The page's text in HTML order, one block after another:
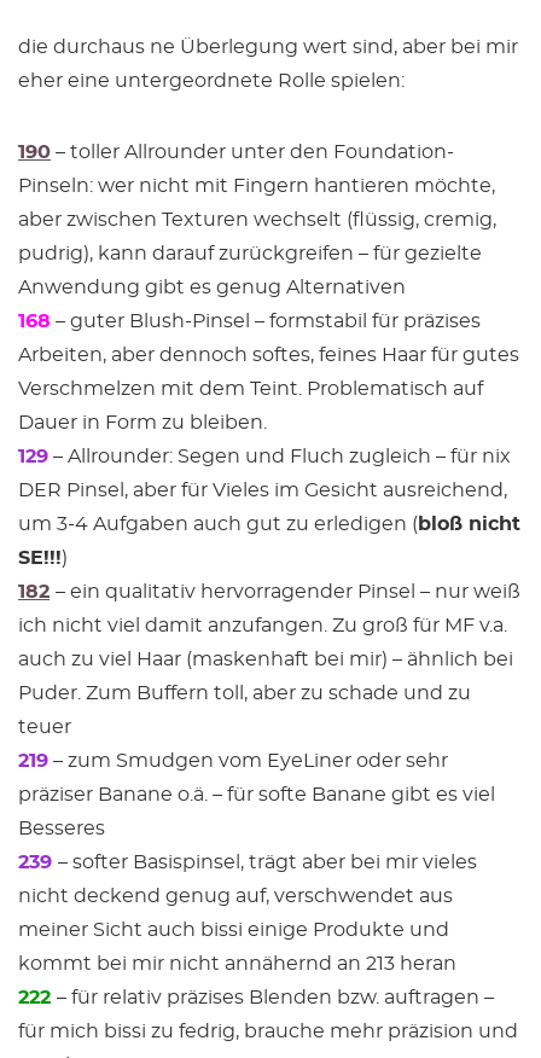
die durchaus ne Überlegung wert sind, aber bei mir
eher eine untergeordnete Rolle spielen:
190 – toller Allrounder unter den Foundation-
Pinseln: wer nicht mit Fingern hantieren möchte,
aber zwischen Texturen wechselt (flüssig, cremig,
pudrig), kann darauf zurückgreifen – für gezielte
Anwendung gibt es genug Alternativen
168 – guter Blush-Pinsel – formstabil für präzises
Arbeiten, aber dennoch softes, feines Haar für gutes
Verschmelzen mit dem Teint. Problematisch auf
Dauer in Form zu bleiben.
129 – Allrounder: Segen und Fluch zugleich – für nix
DER Pinsel, aber für Vieles im Gesicht ausreichend,
um 3-4 Aufgaben auch gut zu erledigen ( bloß nicht
SE!!!)
182 – ein qualitativ hervorragender Pinsel – nur weiß
ich nicht viel damit anzufangen. Zu groß für MF v.a.
auch zu viel Haar (maskenhaft bei mir) – ähnlich bei
Puder. Zum Buffern toll, aber zu schade und zu
teuer
219 – zum Smudgen vom EyeLiner oder sehr
präziser Banane o.ä. – für softe Banane gibt es viel
Besseres
239 – softer Basispinsel, trägt aber bei mir vieles
nicht deckend genug auf, verschwendet aus
meiner Sicht auch bissi einige Produkte und
kommt bei mir nicht annähernd an 213 heran
222 – für relativ präzises Blenden bzw. auftragen –
für mich bissi zu fedrig, brauche mehr präzision und